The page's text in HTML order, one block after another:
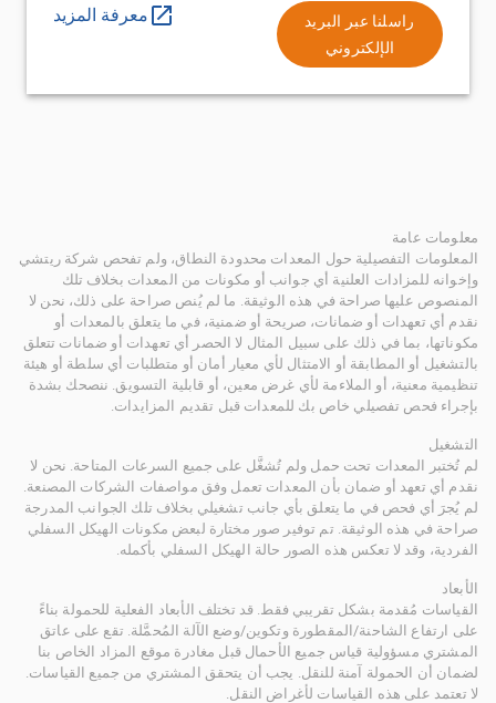
راسلنا عبر البريد
الإلكتروني
معرفة المزيد
معلومات عامة
المعلومات التفصيلية حول المعدات محدودة النطاق، ولم تفحص شركة ريتشي
وإخوانه للمزادات العلنية أي جوانب أو مكونات من المعدات بخلاف تلك
المنصوص عليها صراحة في هذه الوثيقة. ما لم يُنص صراحة على ذلك، نحن لا
نقدم أي تعهدات أو ضمانات، صريحة أو ضمنية، في ما يتعلق بالمعدات أو
مكوناتها، بما في ذلك على سبيل المثال لا الحصر أي تعهدات أو ضمانات تتعلق
بالتشغيل أو المطابقة أو الامتثال لأي معيار أمان أو متطلبات أي سلطة أو هيئة
تنظيمية معنية، أو الملاءمة لأي غرض معين، أو قابلية التسويق. ننصحك بشدة
بإجراء فحص تفصيلي خاص بك للمعدات قبل تقديم المزايدات.
التشغيل
لم تُختبر المعدات تحت حمل ولم تُشغَّل على جميع السرعات المتاحة. نحن لا
نقدم أي تعهد أو ضمان بأن المعدات تعمل وفق مواصفات الشركات المصنعة.
لم يُجرَ أي فحص في ما يتعلق بأي جانب تشغيلي بخلاف تلك الجوانب المدرجة
صراحة في هذه الوثيقة. تم توفير صور مختارة لبعض مكونات الهيكل السفلي
الفردية، وقد لا تعكس هذه الصور حالة الهيكل السفلي بأكمله.
الأبعاد
القياسات مُقدمة بشكل تقريبي فقط. قد تختلف الأبعاد الفعلية للحمولة بناءً
على ارتفاع الشاحنة/المقطورة وتكوين/وضع الآلة المُحمَّلة. تقع على عاتق
المشتري مسؤولية قياس جميع الأحمال قبل مغادرة موقع المزاد الخاص بنا
لضمان أن الحمولة آمنة للنقل. يجب أن يتحقق المشتري من جميع القياسات.
لا تعتمد على هذه القياسات لأغراض النقل.